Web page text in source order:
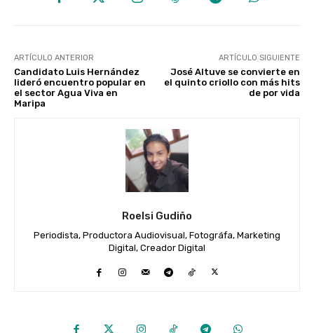
ARTÍCULO ANTERIOR
Candidato Luis Hernández
lideró encuentro popular en
el sector Agua Viva en
Maripa
ARTÍCULO SIGUIENTE
José Altuve se convierte en
el quinto criollo con más hits
de por vida
Roelsi Gudiño
Periodista, Productora Audiovisual, Fotográfa, Marketing
Digital, Creador Digital